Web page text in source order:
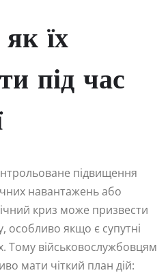
їх
під час
підвищення
навантажень або
криз може призвести
особливо якщо є супутні
Тому військовослужбовцям
мати чіткий план дій: